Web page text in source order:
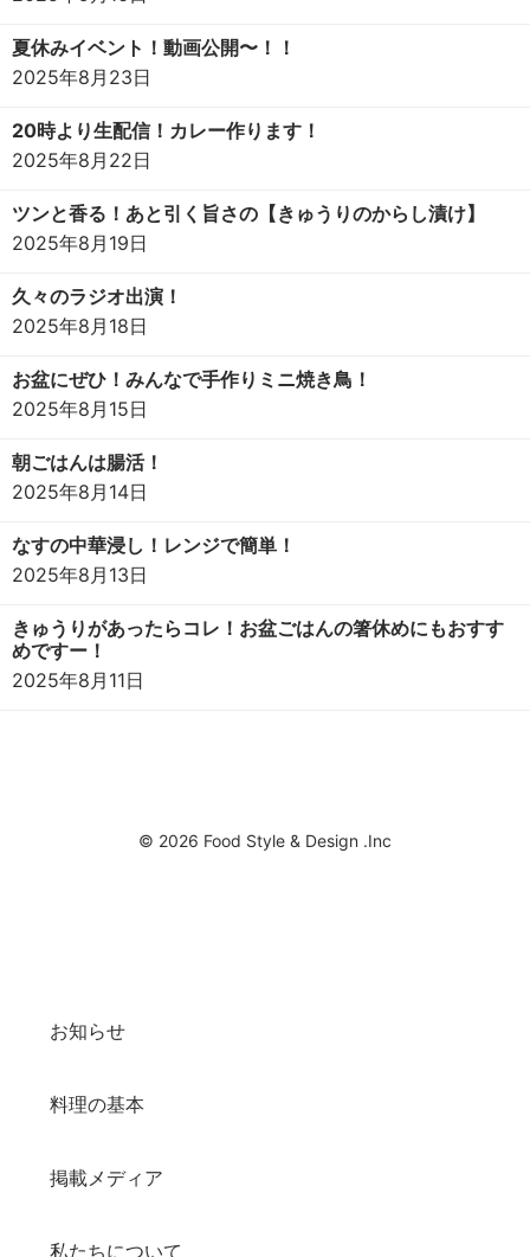
夏休みイベント！動画公開〜！！
2025年8月23日
20時より生配信！カレー作ります！
2025年8月22日
ツンと香る！あと引く旨さの【きゅうりのからし漬け】
2025年8月19日
久々のラジオ出演！
2025年8月18日
お盆にぜひ！みんなで手作りミニ焼き鳥！
2025年8月15日
朝ごはんは腸活！
2025年8月14日
なすの中華浸し！レンジで簡単！
2025年8月13日
きゅうりがあったらコレ！お盆ごはんの箸休めにもおすす
めですー！
2025年8月11日
© 2026 Food Style & Design .Inc
お知らせ
料理の基本
掲載メディア
私たちについて